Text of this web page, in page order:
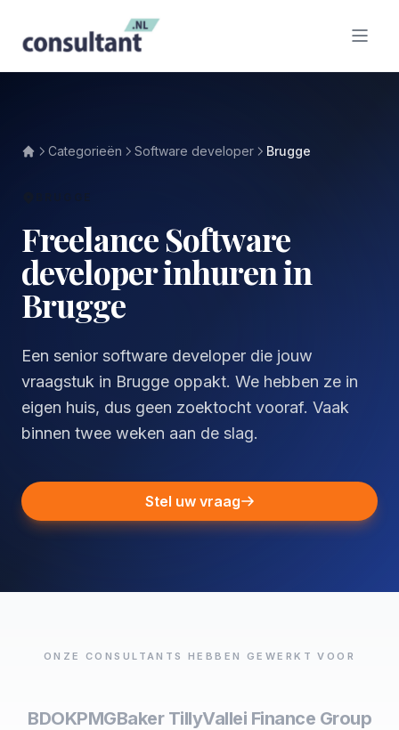
Categorieën Software developer Brugge
Freelance Software
developer inhuren in
Brugge
Een senior software developer die jouw
vraagstuk in Brugge oppakt. We hebben ze in
eigen huis, dus geen zoektocht vooraf. Vaak
binnen twee weken aan de slag.
Stel uw vraag
ONZE CONSULTANTS HEBBEN GEWERKT VOOR
BDOKPMGBaker TillyVallei Finance Group